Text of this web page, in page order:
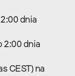
dnia
2:00 dnia
CEST) na